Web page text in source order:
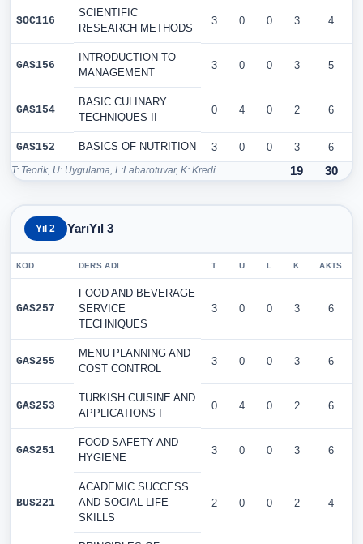
SOC116
SCIENTIFIC
RESEARCH METHODS
3 0 0 3 4
GAS156
INTRODUCTION TO
MANAGEMENT
3 0 0 3 5
GAS154
BASIC CULINARY
TECHNIQUES II
0 4 0 2 6
GAS152 BASICS OF NUTRITION 3 0 0 3 6
T: Teorik, U: Uygulama, L:Labarotuvar, K: Kredi 19 30
Yıl 2 YarıYıl 3
KOD DERS ADI T U L K AKTS
GAS257
FOOD AND BEVERAGE
SERVICE
TECHNIQUES
3 0 0 3 6
GAS255
MENU PLANNING AND
COST CONTROL
3 0 0 3 6
GAS253
TURKISH CUISINE AND
APPLICATIONS I
0 4 0 2 6
GAS251
FOOD SAFETY AND
HYGIENE
3 0 0 3 6
BUS221
ACADEMIC SUCCESS
AND SOCIAL LIFE
SKILLS
2 0 0 2 4